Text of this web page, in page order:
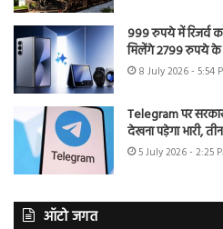
999 रुपये में रिजर्व
मिलेंगे 2799 रुपये
8 July 2026 - 5:54
Telegram पर
देखना पड़ेगा भारी,
5 July 2026 - 2:25
ऑटो जगत